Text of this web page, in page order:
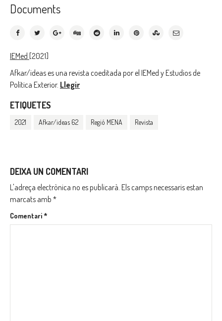
Documents
IEMed [2021]
Afkar/ideas es una revista coeditada por el IEMed y Estudios de
Política Exterior. Llegir
ETIQUETES
2021 Afkar/ideas 62 Regió MENA Revista
DEIXA UN COMENTARI
L'adreça electrònica no es publicarà. Els camps necessaris estan
marcats amb *
Comentari*